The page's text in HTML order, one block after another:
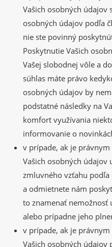
Vašich osobných údajov
osobných údajov podľa
nie ste povinný
Poskytnutie Vašich
Vašej slobodnej vôle a
súhlas máte právo
osobných údajov by
podstatné následky na
komfort využívania
informovanie o
v prípade, ak je
Vašich osobných údajov
zmluvného vzťahu podľa
a odmietnete nám
to znamenať nemožnosť
alebo prípadne jeho
v prípade, ak je
Vašich osobných údajov